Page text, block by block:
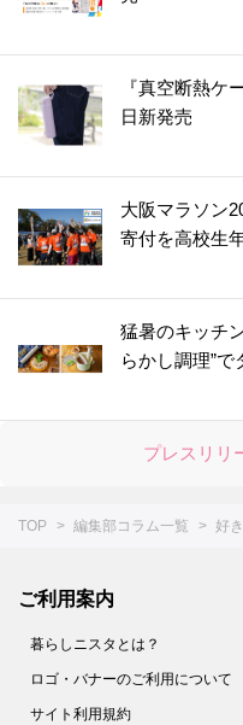
『真空断熱ケ
日新発売
大阪マラソン
寄付を高校生
猛暑のキッチ
らかし調理”で
プレスリリ
TOP 編集部コラム一覧 好
ご利用案内
暮らしニスタとは？
ロゴ・バナーのご利用について
サイト利用規約